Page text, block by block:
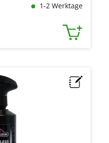
1-2 Werktage